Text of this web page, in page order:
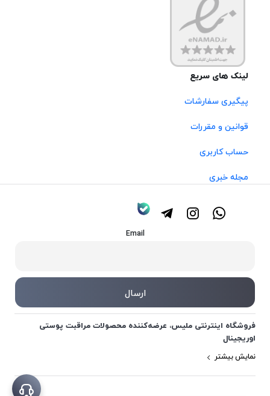
لینک های سریع
پیگیری سفارشات
قوانین و مقررات
حساب کاربری
مجله خبری
Email
فروشگاه اینترنتی ملیس، عرضه‌کننده محصولات مراقبت پوستی
اوریجینال
نمایش بیشتر